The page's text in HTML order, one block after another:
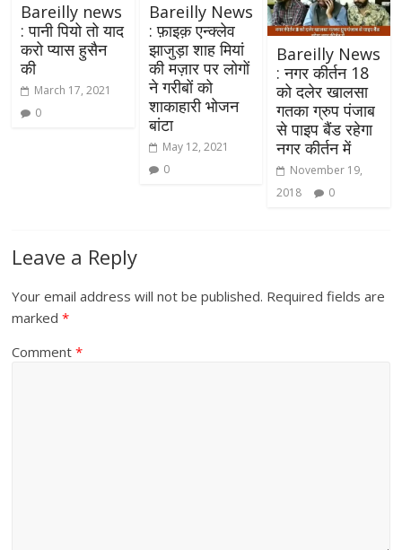
Bareilly news
: पानी पियो तो याद
करो प्यास हुसैन
की
March 17, 2021
0
Bareilly News
: फ़ाइक़ एन्क्लेव
झाजुड़ा शाह मियां
की मज़ार पर लोगों
ने गरीबों को
शाकाहारी भोजन
बांटा
May 12, 2021
0
Bareilly News
: नगर कीर्तन 18
को दलेर खालसा
गतका ग्रुप पंजाब
से पाइप बैंड रहेगा
नगर कीर्तन में
November 19,
2018
0
Leave a Reply
Your email address will not be published. Required fields are
marked*
Comment*